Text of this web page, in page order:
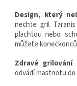
Design, který
nechte gril
plachtou nebo
můžete
Zdravé grilování
odvádí mastnotu